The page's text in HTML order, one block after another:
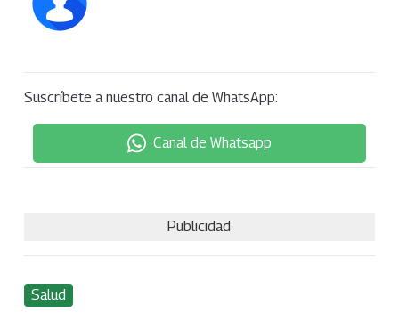
Suscríbete a nuestro canal de WhatsApp:
Canal de Whatsapp
Publicidad
Salud